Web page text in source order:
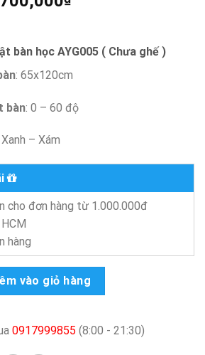
là:
4,700,000₫.
bàn học AYG005 ( Chưa ghế )
: 65x120cm
bàn: 0 – 60 độ
– Xám
cho đơn hàng từ 1.000.000đ
hàng
AYG005 số lượng
vào giỏ hàng
0917999855 (8:00 - 21:30)